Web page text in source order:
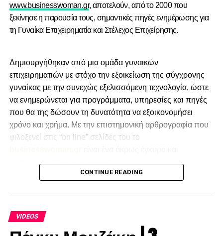
www.businesswoman.gr, αποτελούν, από το 2000 που
ξεκίνησε η παρουσία τους, σημαντικές πηγές ενημέρωσης για
τη Γυναίκα Επιχειρηματία και Στέλεχος Επιχείρησης.
Δημιουργήθηκαν από μια ομάδα γυναικών
επιχειρηματιών με στόχο την εξοικείωση της σύγχρονης
γυναίκας με την συνεχώς εξελισσόμενη τεχνολογία, ώστε
να ενημερώνεται για προγράμματα, υπηρεσίες και πηγές
που θα της δώσουν τη δυνατότητα να εξοικονομήσει
χρόνο και χρήμα. Με την επιστημονική αρθρογραφία που
φιλοξενεί στις “on line” σελίδες του το
λειτουργικό μέσο αναζήτησης.
CONTINUE READING
VIDEOS